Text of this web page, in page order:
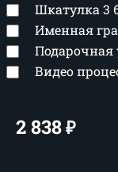
Шкатулка 3
Именная
Подарочная
Видео
2 838₽